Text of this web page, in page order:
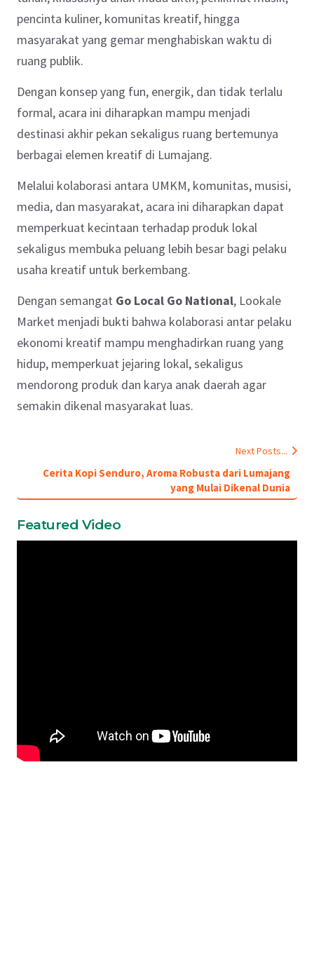
pencinta kuliner, komunitas kreatif, hingga
masyarakat yang gemar menghabiskan waktu di
ruang publik.
Dengan konsep yang fun, energik, dan tidak terlalu
formal, acara ini diharapkan mampu menjadi
destinasi akhir pekan sekaligus ruang bertemunya
berbagai elemen kreatif di Lumajang.
Melalui kolaborasi antara UMKM, komunitas, musisi,
media, dan masyarakat, acara ini diharapkan dapat
memperkuat kecintaan terhadap produk lokal
sekaligus membuka peluang lebih besar bagi pelaku
usaha kreatif untuk berkembang.
Dengan semangat Go Local Go National, Lookale
Market menjadi bukti bahwa kolaborasi antar pelaku
ekonomi kreatif mampu menghadirkan ruang yang
hidup, memperkuat jejaring lokal, sekaligus
mendorong produk dan karya anak daerah agar
semakin dikenal masyarakat luas.
Next Posts...
Cerita Kopi Senduro, Aroma Robusta dari Lumajang
yang Mulai Dikenal Dunia
Featured Video